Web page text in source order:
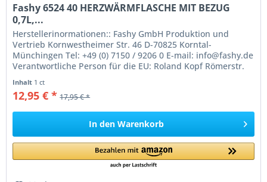
Fashy 6524 40 HERZWÄRMFLASCHE MIT BEZUG
0,7L,...
Herstellerinormationen:: Fashy GmbH Produktion und
Vertrieb Kornwestheimer Str. 46 D-70825 Korntal-
Münchingen Tel: +49 (0) 7150 / 9206 0 E-mail: info@fashy.de
Verantwortliche Person für die EU: Roland Kopf Römerstr.
Inhalt 1 ct
12,95 € * 17,95 € *
In den Warenkorb